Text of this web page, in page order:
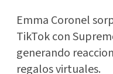
Emma Coronel
TikTok con
generando
regalos virtuales.